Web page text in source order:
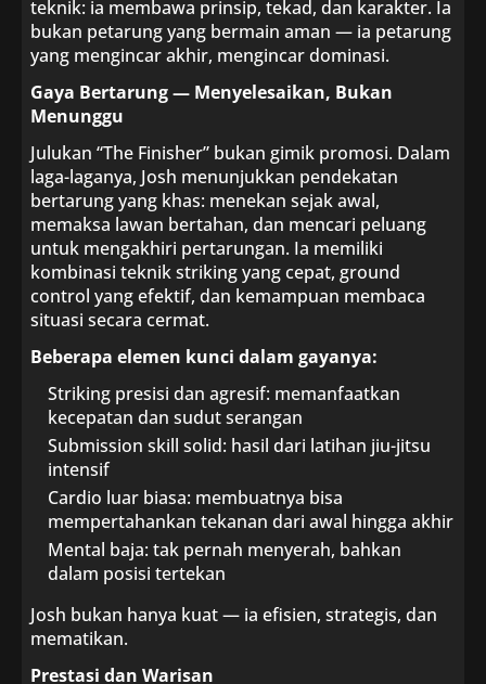
teknik: ia membawa prinsip, tekad, dan karakter. Ia
bukan petarung yang bermain aman — ia petarung
yang mengincar akhir, mengincar dominasi.
Gaya Bertarung — Menyelesaikan, Bukan
Menunggu
Julukan “The Finisher” bukan gimik promosi. Dalam
laga-laganya, Josh menunjukkan pendekatan
bertarung yang khas: menekan sejak awal,
memaksa lawan bertahan, dan mencari peluang
untuk mengakhiri pertarungan. Ia memiliki
kombinasi teknik striking yang cepat, ground
control yang efektif, dan kemampuan membaca
situasi secara cermat.
Beberapa elemen kunci dalam gayanya:
Striking presisi dan agresif: memanfaatkan
kecepatan dan sudut serangan
Submission skill solid: hasil dari latihan jiu-jitsu
intensif
Cardio luar biasa: membuatnya bisa
mempertahankan tekanan dari awal hingga akhir
Mental baja: tak pernah menyerah, bahkan
dalam posisi tertekan
Josh bukan hanya kuat — ia efisien, strategis, dan
mematikan.
Prestasi dan Warisan